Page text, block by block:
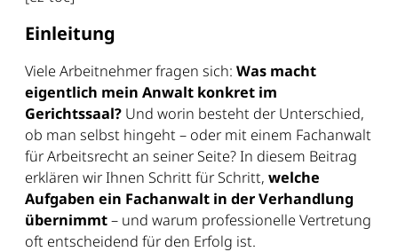
Einleitung
Viele Arbeitnehmer fragen sich: Was macht
eigentlich mein Anwalt konkret im
Gerichtssaal? Und worin besteht der Unterschied,
ob man selbst hingeht – oder mit einem Fachanwalt
für Arbeitsrecht an seiner Seite? In diesem Beitrag
erklären wir Ihnen Schritt für Schritt, welche
Aufgaben ein Fachanwalt in der Verhandlung
übernimmt– und warum professionelle Vertretung
oft entscheidend für den Erfolg ist.